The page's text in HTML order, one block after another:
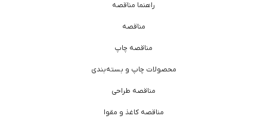
راهنما مناقصه
مناقصه
مناقصه چاپ
محصولات چاپ و بسته‌بندی
مناقصه طراحی
مناقصه کاغذ و مقوا